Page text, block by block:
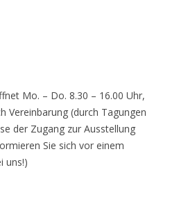
Mo. – Do. 8.30 – 16.00 Uhr,
Vereinbarung (durch Tagungen
der Zugang zur Ausstellung
Sie sich vor einem
uns!)